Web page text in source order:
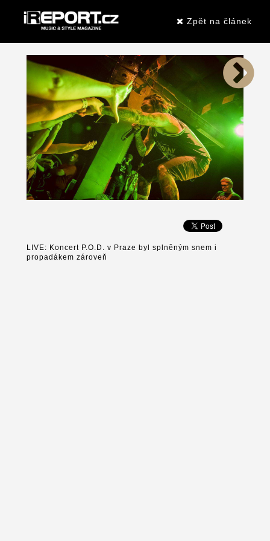
Zpět na článek
LIVE: Koncert P.O.D. v Praze byl splněným snem i
propadákem zároveň